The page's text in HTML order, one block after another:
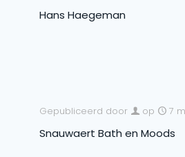
Hans Haegeman
Gepubliceerd door op 7
Snauwaert Bath en Moods